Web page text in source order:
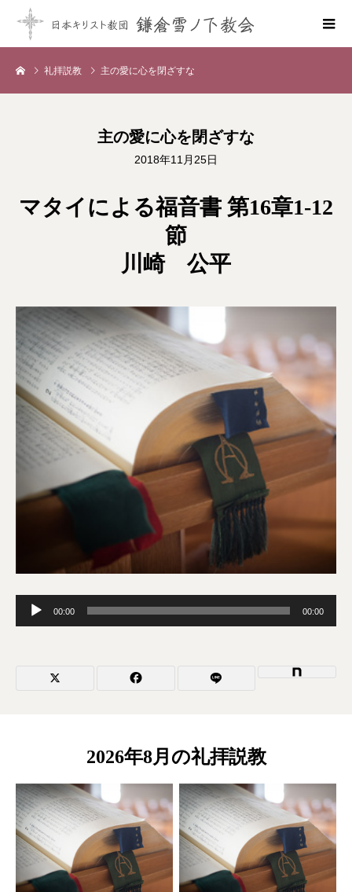
礼拝説教 主の愛に心を閉ざすな
主の愛に心を閉ざすな
2018年11月25日
マタイによる福音書 第16章1-12
節
川崎 公平
声
00:00 00:00
2026年8月の礼拝説教